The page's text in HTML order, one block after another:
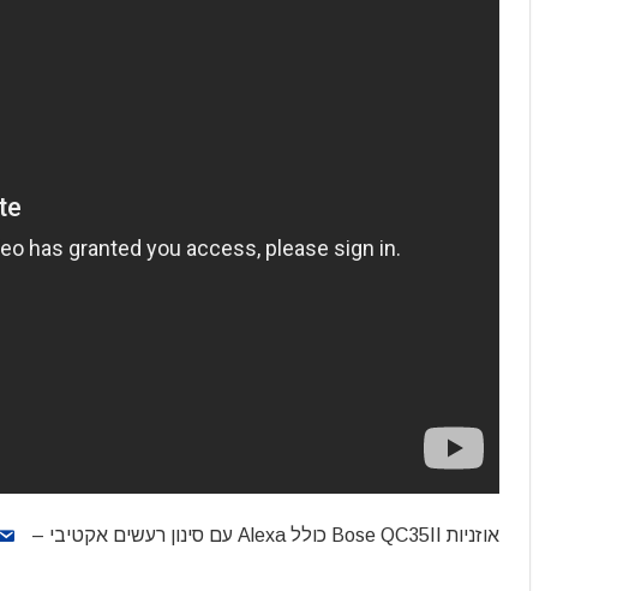
אוזניות Bose QC35II כולל Alexa עם סינון רעשים אקטיבי –